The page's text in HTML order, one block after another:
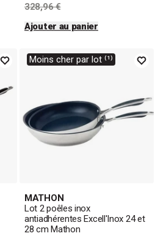
328,96 €
Ajouter au panier
Moins cher par lot ⁽¹⁾
MATHON
Lot 2 poêles inox
antiadhérentes Excell'Inox 24 et
28 cm Mathon